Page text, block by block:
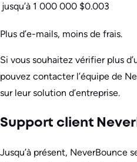
jusqu’à 1 000 000 $0.003
Plus d’e-mails, moins de frais.
Si vous souhaitez vérifier plus
pouvez contacter l’équipe de
sur leur solution d’entreprise.
Support client
Jusqu’à présent, NeverBounce